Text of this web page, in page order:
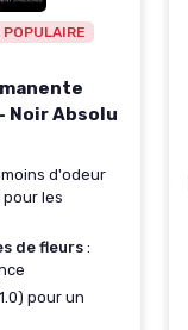
POPULAIRE
Noir Absolu
moins d'odeur
les
de fleurs :
pour un